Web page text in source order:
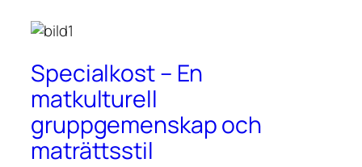
Specialkost – En
matkulturell
gruppgemenskap och
maträttsstil